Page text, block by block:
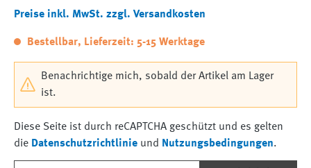
Preise inkl. MwSt. zzgl. Versandkosten
Bestellbar, Lieferzeit: 5-15 Werktage
Benachrichtige mich, sobald der Artikel am Lager
ist.
Diese Seite ist durch reCAPTCHA geschützt und es gelten
die Datenschutzrichtlinie und Nutzungsbedingungen.